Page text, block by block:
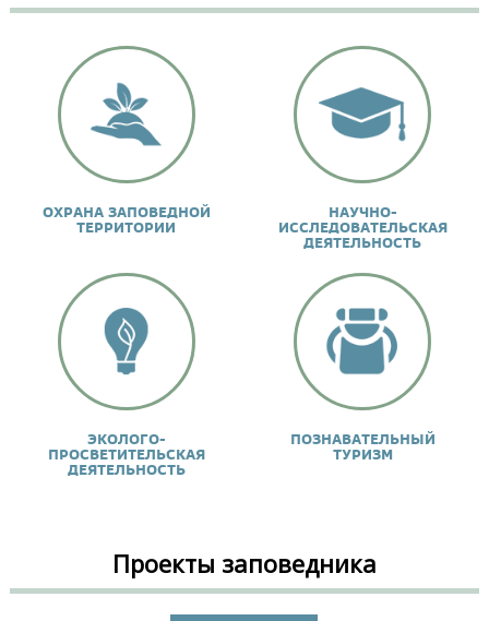
ОХРАНА ЗАПОВЕДНОЙ
ТЕРРИТОРИИ
НАУЧНО-
ИССЛЕДОВАТЕЛЬСКАЯ
ДЕЯТЕЛЬНОСТЬ
ЭКОЛОГО-
ПРОСВЕТИТЕЛЬСКАЯ
ДЕЯТЕЛЬНОСТЬ
ПОЗНАВАТЕЛЬНЫЙ
ТУРИЗМ
Проекты заповедника